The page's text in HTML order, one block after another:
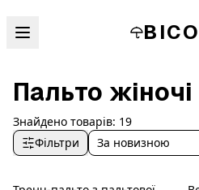
Пальто жіночі
Знайдено товарів: 19
Фільтри
За новизною